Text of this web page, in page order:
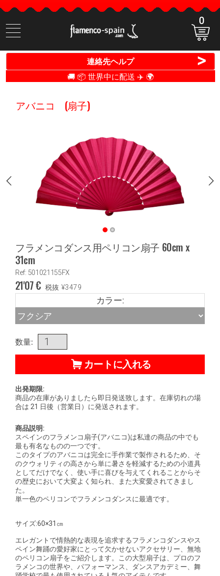
商
品
検
0
連絡先ヘルプ >
🚚 📦 世界中に配送 ✈️ 🌍
アバニコ (扇子)
フラメンコダンス用ペリコン扇子 60cm x
31cm
Ref: 501021155FX
21'07€ 税抜 ¥3479
カラー:
数量:
カートに入れる
出発期限:
商品の在庫がありましたら即日発送致します。在庫切れの場
合は 21 日後（営業日）に発送されます。
商品説明:
スペインのフラメンコ扇子(アバニコ)は私達の商品の中でも
最も有名なものの一つです。
このタイプのアバニコは完全に手作業で製作されるため、そ
のクウォリティの高さから単に暑さを軽減するための小道具
としてだけでなく、使い手に喜びを与えてくれることからそ
の歴史において大変よく知られ、また大変愛されてきまし
た。
単一色のペリコンでフラメンコダンスに最適です。
サイズ:60×31㎝
エレガントで情熱的な表現を追求するフラメンコダンスやス
ペイン舞踊の愛好家にとって欠かせないアクセサリー、無地
のペリコン扇子をご紹介します。この大型扇子は、プロのフ
ラメンコの世界や、パフォーマンス、ダンスアカデミー、舞